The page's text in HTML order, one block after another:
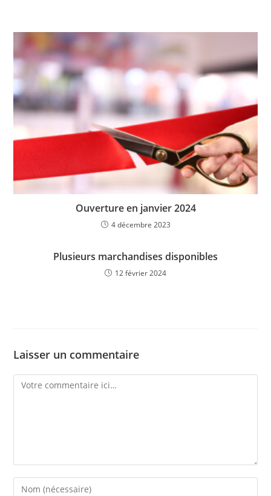
Ouverture en janvier 2024
4 décembre 2023
Plusieurs marchandises disponibles
12 février 2024
Laisser un commentaire